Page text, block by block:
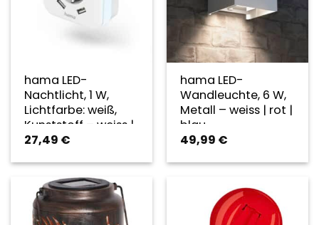
hama LED-
Nachtlicht, 1 W,
Lichtfarbe: weiß,
Kunststoff – weiss |
rot | blau
27,49 €
hama LED-
Wandleuchte, 6 W,
Metall – weiss | rot |
blau
49,99 €